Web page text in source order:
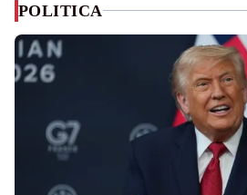
POLITICA